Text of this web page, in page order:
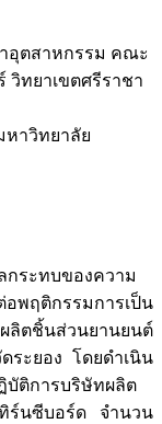
อุตสาหกรรม คณะ
วิทยาเขตศรีราชา
หาวิทยาลัย
กระทบของความ
พฤติกรรมการเป็น
ลิตชิ้นส่วนยานยนต์
ระยอง โดยดำเนิน
บัติการบริษัทผลิต
ร์นซีบอร์ด จำนวน